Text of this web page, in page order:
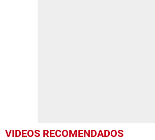
VIDEOS RECOMENDADOS